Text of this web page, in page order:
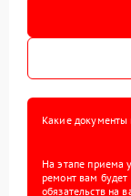
Какие документы
На этапе приема
ремонт вам будет
обязательств на